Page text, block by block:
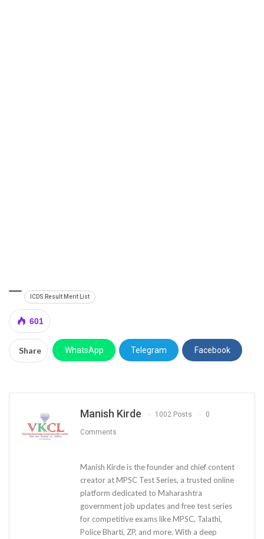
ICDS Result Merit List
601
Share WhatsApp Telegram Facebook
Manish Kirde 1002 Posts 0
Comments
Manish Kirde is the founder and chief content
creator at MPSC Test Series, a trusted online
platform dedicated to Maharashtra
government job updates and free test series
for competitive exams like MPSC, Talathi,
Police Bharti, ZP, and more. With a deep